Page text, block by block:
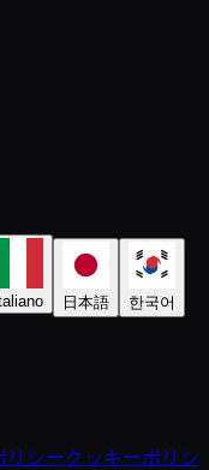
日本語 한국어
リシークッキーポリシ